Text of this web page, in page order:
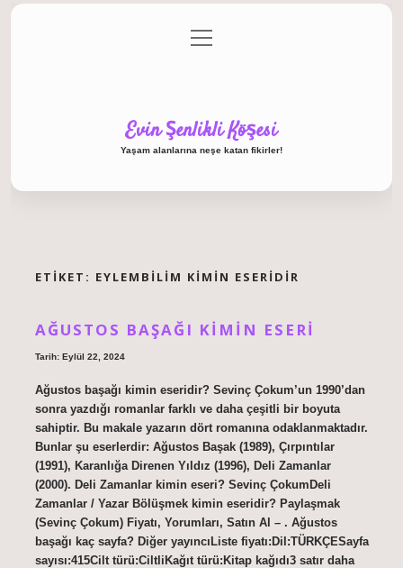
Gizlilik Politikası
menüyü
aç
Evin Şenlikli Köşesi
Yaşam alanlarına neşe katan fikirler!
ETIKET: EYLEMBILIM KIMIN ESERIDIR
AĞUSTOS BAŞAĞI KIMIN ESERI
Tarih: Eylül 22, 2024
Ağustos başağı kimin eseridir? Sevinç Çokum’un 1990’dan
sonra yazdığı romanlar farklı ve daha çeşitli bir boyuta
sahiptir. Bu makale yazarın dört romanına odaklanmaktadır.
Bunlar şu eserlerdir: Ağustos Başak (1989), Çırpıntılar
(1991), Karanlığa Direnen Yıldız (1996), Deli Zamanlar
(2000). Deli Zamanlar kimin eseri? Sevinç ÇokumDeli
Zamanlar / Yazar Bölüşmek kimin eseridir? Paylaşmak
(Sevinç Çokum) Fiyatı, Yorumları, Satın Al – . Ağustos
başağı kaç sayfa? Diğer yayıncıListe fiyatı:Dil:TÜRKÇESayfa
sayısı:415Cilt türü:CiltliKağıt türü:Kitap kağıdı3 satır daha